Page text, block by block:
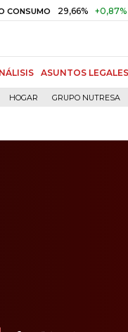
29,66% +0,87% +3,02%
ASUNTOS LEGALES
HOGAR GRUPO NUTRESA